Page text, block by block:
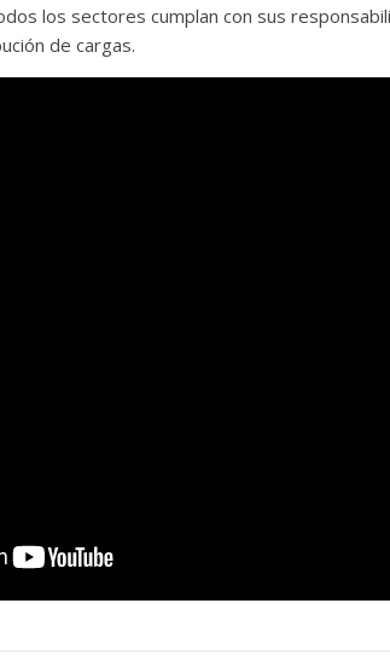
los sectores cumplan con sus
de cargas.